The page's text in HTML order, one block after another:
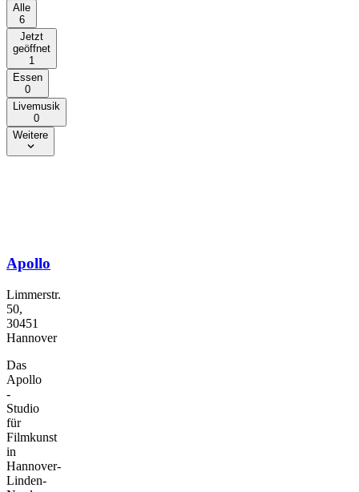
Alle
6
Jetzt
geöffnet
1
Essen
0
Livemusik
0
Weitere
Apollo
Limmerstr.
50,
30451
Hannover
Das
Apollo
-
Studio
für
Filmkunst
in
Hannover-
Linden-